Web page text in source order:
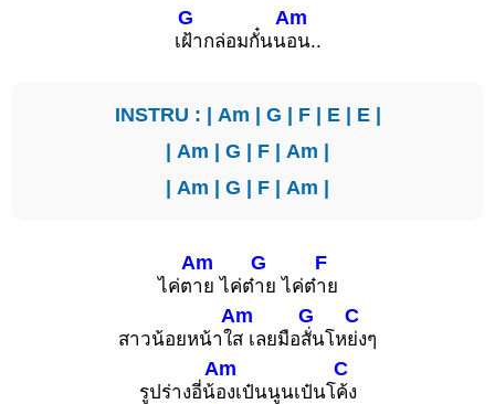
เ
G
ฝ้ากล่อมกั๋นน
Am
อน..
INSTRU : | Am | G | F| E| E|
| Am | G | F | Am |
| Am | G | F | Am |
ไค่ต
Am
าย ไค่ต๋
G
าย ไค่ต๋
F
าย
สาวน้อยหน้าใ
Am
ส เลยมือ
G
สั่นโห
C
ย่งๆ
รูปร่างอี่น้
Am
องเป๋นนูนเป๋นโ
C
ค้ง